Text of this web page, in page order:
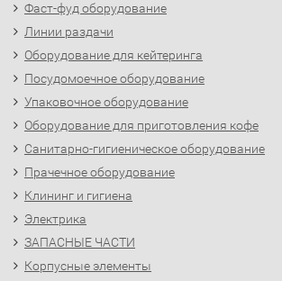
Фаст-фуд оборудование
Линии раздачи
Оборудование для кейтеринга
Посудомоечное оборудование
Упаковочное оборудование
Оборудование для приготовления кофе
Санитарно-гигиеническое оборудование
Прачечное оборудование
Клининг и гигиена
Электрика
ЗАПАСНЫЕ ЧАСТИ
Корпусные элементы